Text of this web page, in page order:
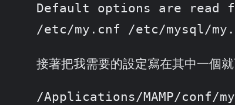
Default options are
/etc/my.cnf /etc/mysql/
接著把我需要的設定寫在其中一個
/Applications/MAMP/conf/